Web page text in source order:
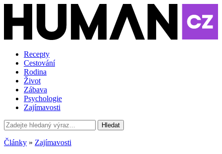
Recepty
Cestování
Rodina
Život
Zábava
Psychologie
Zajímavosti
Hledat
Články » Zajímavosti